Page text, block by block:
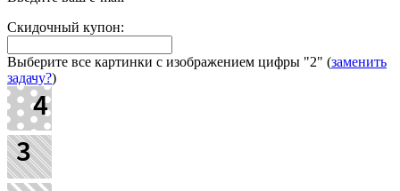
Скидочный купон:
Выберите все картинки с изображением цифры "2" (заменить
задачу?)